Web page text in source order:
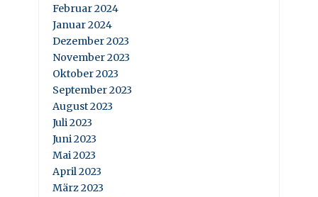
Februar 2024
Januar 2024
Dezember 2023
November 2023
Oktober 2023
September 2023
August 2023
Juli 2023
Juni 2023
Mai 2023
April 2023
März 2023